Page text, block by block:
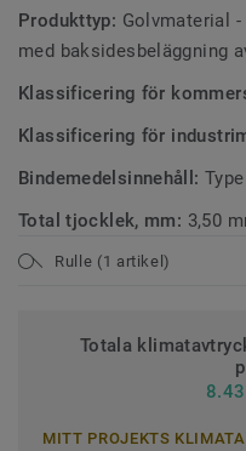
Produkttyp: Golvmaterial
med baksidesbeläggning
Klassificering för
Klassificering för
Bindemedelsinnehåll:
Total tjocklek, mm: 3,50
Rulle (1 artikel)
Totala
MITT PROJEKTS